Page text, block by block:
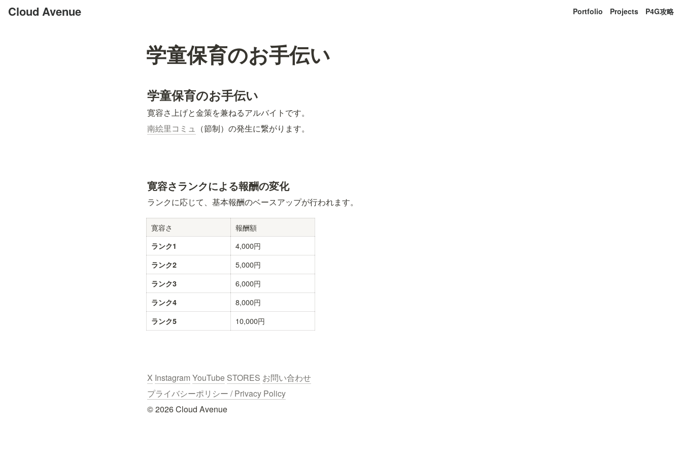
Cloud Avenue Portfolio Projects P4G攻略
学童保育のお手伝い
学童保育のお手伝い
寛容さ上げと金策を兼ねるアルバイトです。
南絵里コミュ （節制）の発生に繋がります。
寛容さランクによる報酬の変化
ランクに応じて、基本報酬のベースアップが行われます。
寛容さ 報酬額
ランク1 4,000円
ランク2 5,000円
ランク3 6,000円
ランク4 8,000円
ランク5 10,000円
X Instagram YouTube STORES お問い合わせ
プライバシーポリシー / Privacy Policy
© 2026 Cloud Avenue